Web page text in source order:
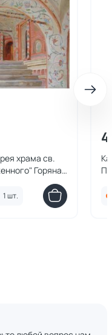
храма св.
Горяная
1 шт.